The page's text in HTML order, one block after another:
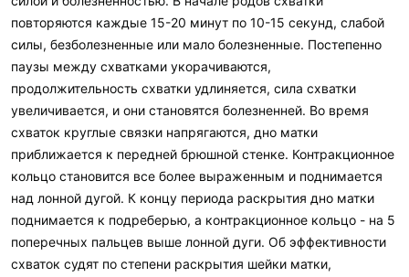
повторяются каждые 15-20 минут по 10-15 секунд, слабой
силы, безболезненные или мало болезненные. Постепенно
паузы между схватками укорачиваются,
продолжительность схватки удлиняется, сила схватки
увеличивается, и они становятся болезненней. Во время
схваток круглые связки напрягаются, дно матки
приближается к передней брюшной стенке. Контракционное
кольцо становится все более выраженным и поднимается
над лонной дугой. К концу периода раскрытия дно матки
поднимается к подреберью, а контракционное кольцо - на 5
поперечных пальцев выше лонной дуги. Об эффективности
схваток судят по степени раскрытия шейки матки,